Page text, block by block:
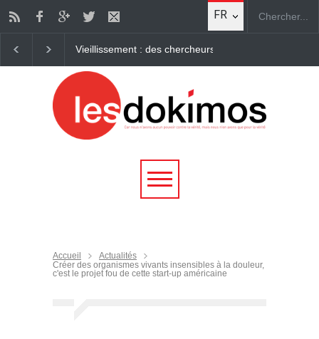
FR
: des chercheurs parviennent à "rajeunir" des cellules
Accueil
Actualités
Créer des organismes vivants insensibles à la douleur,
c'est le projet fou de cette start-up américaine